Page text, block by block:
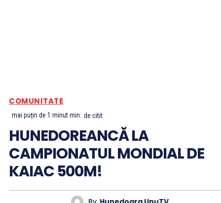
COMUNITATE
mai puțin de 1 minutmin. de citit
HUNEDOREANCĂ LA
CAMPIONATUL MONDIAL DE
KAIAC 500M!